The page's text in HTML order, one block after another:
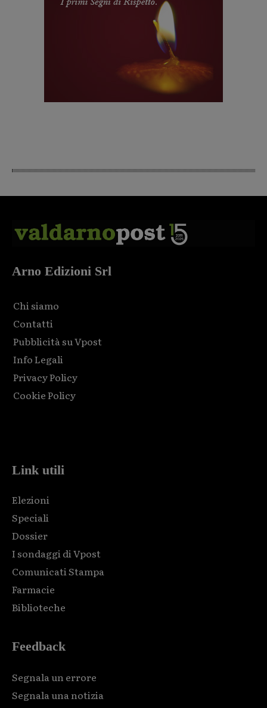
Arno Edizioni Srl
Chi siamo
Contatti
Pubblicità su Vpost
Info Legali
Privacy Policy
Cookie Policy
Link utili
Elezioni
Speciali
Dossier
I sondaggi di Vpost
Comunicati Stampa
Farmacie
Biblioteche
Feedback
Segnala un errore
Segnala una notizia